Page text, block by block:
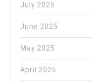
July 2025
June 2025
May 2025
April 2025